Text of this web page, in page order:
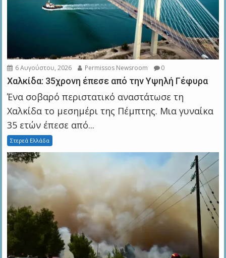
6 Αυγούστου, 2026 Permissos Newsroom 0
Χαλκίδα: 35χρονη έπεσε από την Υψηλή Γέφυρα
Ένα σοβαρό περιστατικό αναστάτωσε τη
Χαλκίδα το μεσημέρι της Πέμπτης. Μια γυναίκα
35 ετών έπεσε από...
Στερεά Ελλάδα